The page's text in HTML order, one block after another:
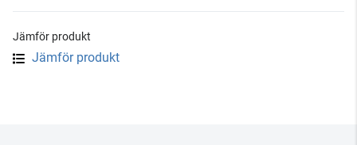
Jämför produkt
Jämför produkt